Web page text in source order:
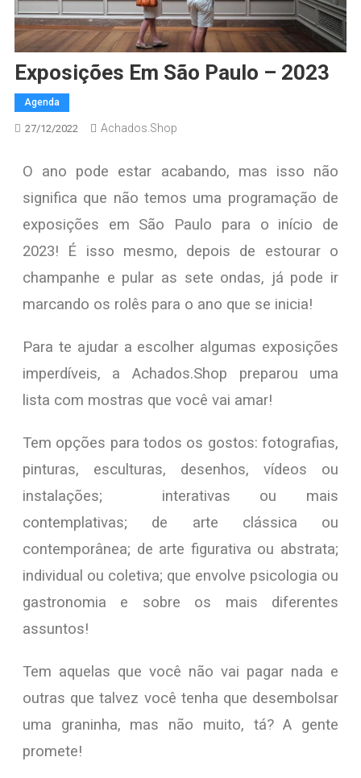
Exposições Em São Paulo – 2023
Agenda
27/12/2022 Achados.Shop
O ano pode estar acabando, mas isso não
significa que não temos uma programação de
exposições em São Paulo para o início de
2023! É isso mesmo, depois de estourar o
champanhe e pular as sete ondas, já pode ir
marcando os rolês para o ano que se inicia!
Para te ajudar a escolher algumas exposições
imperdíveis, a Achados.Shop preparou uma
lista com mostras que você vai amar!
Tem opções para todos os gostos: fotografias,
pinturas, esculturas, desenhos, vídeos ou
instalações; interativas ou mais
contemplativas; de arte clássica ou
contemporânea; de arte figurativa ou abstrata;
individual ou coletiva; que envolve psicologia ou
gastronomia e sobre os mais diferentes
assuntos!
Tem aquelas que você não vai pagar nada e
outras que talvez você tenha que desembolsar
uma graninha, mas não muito, tá? A gente
promete!